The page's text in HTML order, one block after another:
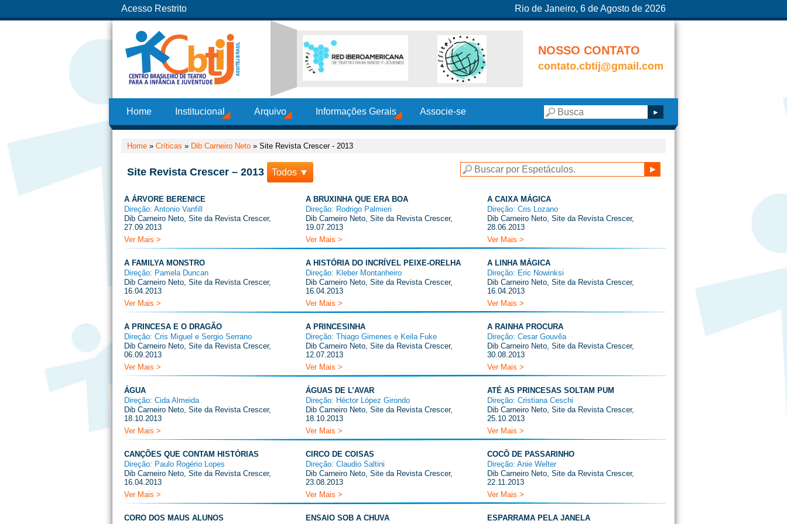
Acesso Restrito Rio de Janeiro, 6 de Agosto de 2026
NOSSO CONTATO
contato.cbtij@gmail.com
Home Institucional Arquivo Informações Gerais Associe-se
Home » Críticas » Dib Carneiro Neto » Site Revista Crescer - 2013
Site Revista Crescer – 2013 Todos ▼
A ÁRVORE BERENICE
Direção: Antonio Vanfill
Dib Carneiro Neto, Site da Revista Crescer,
27.09.2013
Ver Mais >
A BRUXINHA QUE ERA BOA
Direção: Rodrigo Palmieri
Dib Carneiro Neto, Site da Revista Crescer,
19.07.2013
Ver Mais >
A CAIXA MÁGICA
Direção: Cris Lozano
Dib Carneiro Neto, Site da Revista Crescer,
28.06.2013
Ver Mais >
A FAMILYA MONSTRO
Direção: Pamela Duncan
Dib Carneiro Neto, Site da Revista Crescer,
16.04.2013
Ver Mais >
A HISTÓRIA DO INCRÍVEL PEIXE-ORELHA
Direção: Kleber Montanheiro
Dib Carneiro Neto, Site da Revista Crescer,
16.04.2013
Ver Mais >
A LINHA MÁGICA
Direção: Eric Nowinksi
Dib Carneiro Neto, Site da Revista Crescer,
16.04.2013
Ver Mais >
A PRINCESA E O DRAGÃO
Direção: Cris Miguel e Sergio Serrano
Dib Carneiro Neto, Site da Revista Crescer,
06.09.2013
Ver Mais >
A PRINCESINHA
Direção: Thiago Gimenes e Keila Fuke
Dib Carneiro Neto, Site da Revista Crescer,
12.07.2013
Ver Mais >
A RAINHA PROCURA
Direção: Cesar Gouvêa
Dib Carneiro Neto, Site da Revista Crescer,
30.08.2013
Ver Mais >
ÁGUA
Direção: Cida Almeida
Dib Carneiro Neto, Site da Revista Crescer,
18.10.2013
Ver Mais >
ÁGUAS DE L’AVAR
Direção: Héctor López Girondo
Dib Carneiro Neto, Site da Revista Crescer,
18.10.2013
Ver Mais >
ATÉ AS PRINCESAS SOLTAM PUM
Direção: Cristiana Ceschi
Dib Carneiro Neto, Site da Revista Crescer,
25.10.2013
Ver Mais >
CANÇÕES QUE CONTAM HISTÓRIAS
Direção: Paulo Rogério Lopes
Dib Carneiro Neto, Site da Revista Crescer,
16.04.2013
Ver Mais >
CIRCO DE COISAS
Direção: Claudio Saltini
Dib Carneiro Neto, Site da Revista Crescer,
23.08.2013
Ver Mais >
COCÔ DE PASSARINHO
Direção: Anie Welter
Dib Carneiro Neto, Site da Revista Crescer,
22.11.2013
Ver Mais >
CORO DOS MAUS ALUNOS
ENSAIO SOB A CHUVA
ESPARRAMA PELA JANELA